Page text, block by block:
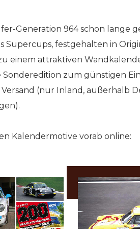
Generation 964 schon lange
Supercups, festgehalten in
einem attraktiven
Sonderedition zum günstigen
(nur Inland, außerhalb
Kalendermotive vorab online:
GO! // ONLINE-STORE BY WERK1
werk1 nine
boxerstories
bei